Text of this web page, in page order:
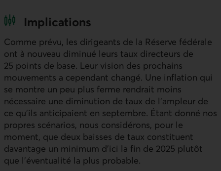
Implications
Comme prévu, les dirigeants de la Réserve fédérale
ont à nouveau diminué leurs taux directeurs de
25 points de base. Leur vision des prochains
mouvements a cependant changé. Une inflation qui
se montre un peu plus ferme rendrait moins
nécessaire une diminution de taux de l’ampleur de
ce qu’ils anticipaient en septembre. Étant donné nos
propres scénarios, nous considérons, pour le
moment, que deux baisses de taux constituent
davantage un minimum d’ici la fin de 2025 plutôt
que l’éventualité la plus probable.